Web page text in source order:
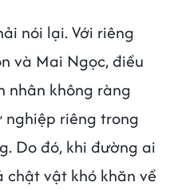
nói lại. Với riêng
và Mai Ngọc, điều
nhân không ràng
nghiệp riêng trong
Do đó, khi đường ai
chật vật khó khăn về